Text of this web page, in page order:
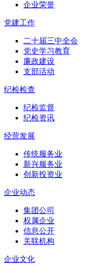
企业荣誉
党建工作
二十届三中全会
党史学习教育
廉政建设
支部活动
纪检检查
纪检监督
纪检资讯
经营发展
传统服务业
新兴服务业
创新投资业
企业动态
集团公司
权属企业
信息公开
关联机构
企业文化